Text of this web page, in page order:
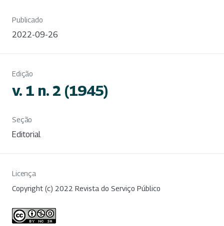
Publicado
2022-09-26
Edição
v. 1 n. 2 (1945)
Seção
Editorial
Licença
Copyright (c) 2022 Revista do Serviço Público